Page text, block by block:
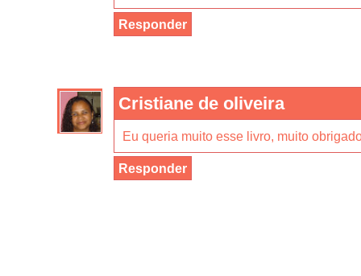
Responder
Cristiane de oliveira
Eu queria muito esse livro, muito
Responder